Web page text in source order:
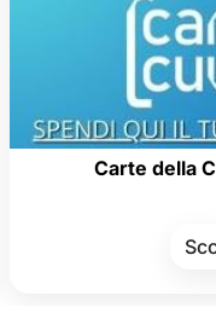
Carte della Cultura e
Scopri di più